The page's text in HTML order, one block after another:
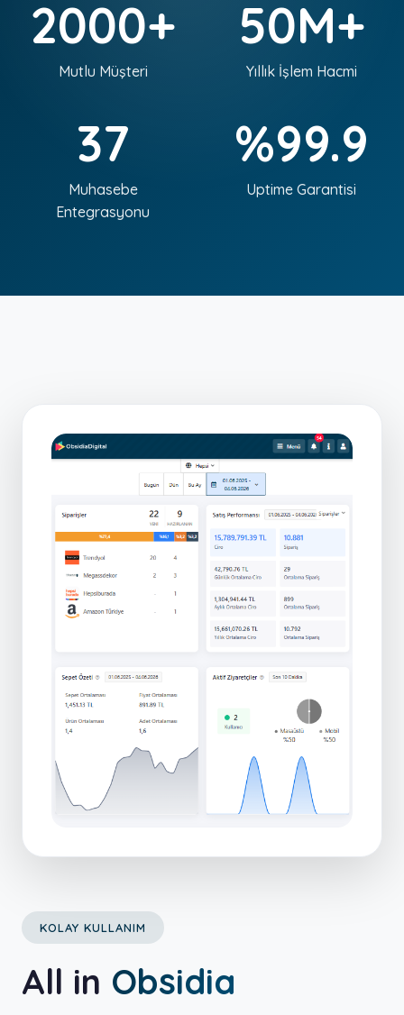
2000+
Mutlu Müşteri
50M+
Yıllık İşlem Hacmi
37
Muhasebe
Entegrasyonu
%99.9
Uptime Garantisi
KOLAY KULLANIM
All in Obsidia